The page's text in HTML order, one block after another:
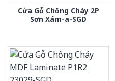
Cửa Gỗ Chống Cháy 2P
Sơn Xám-a-SGD